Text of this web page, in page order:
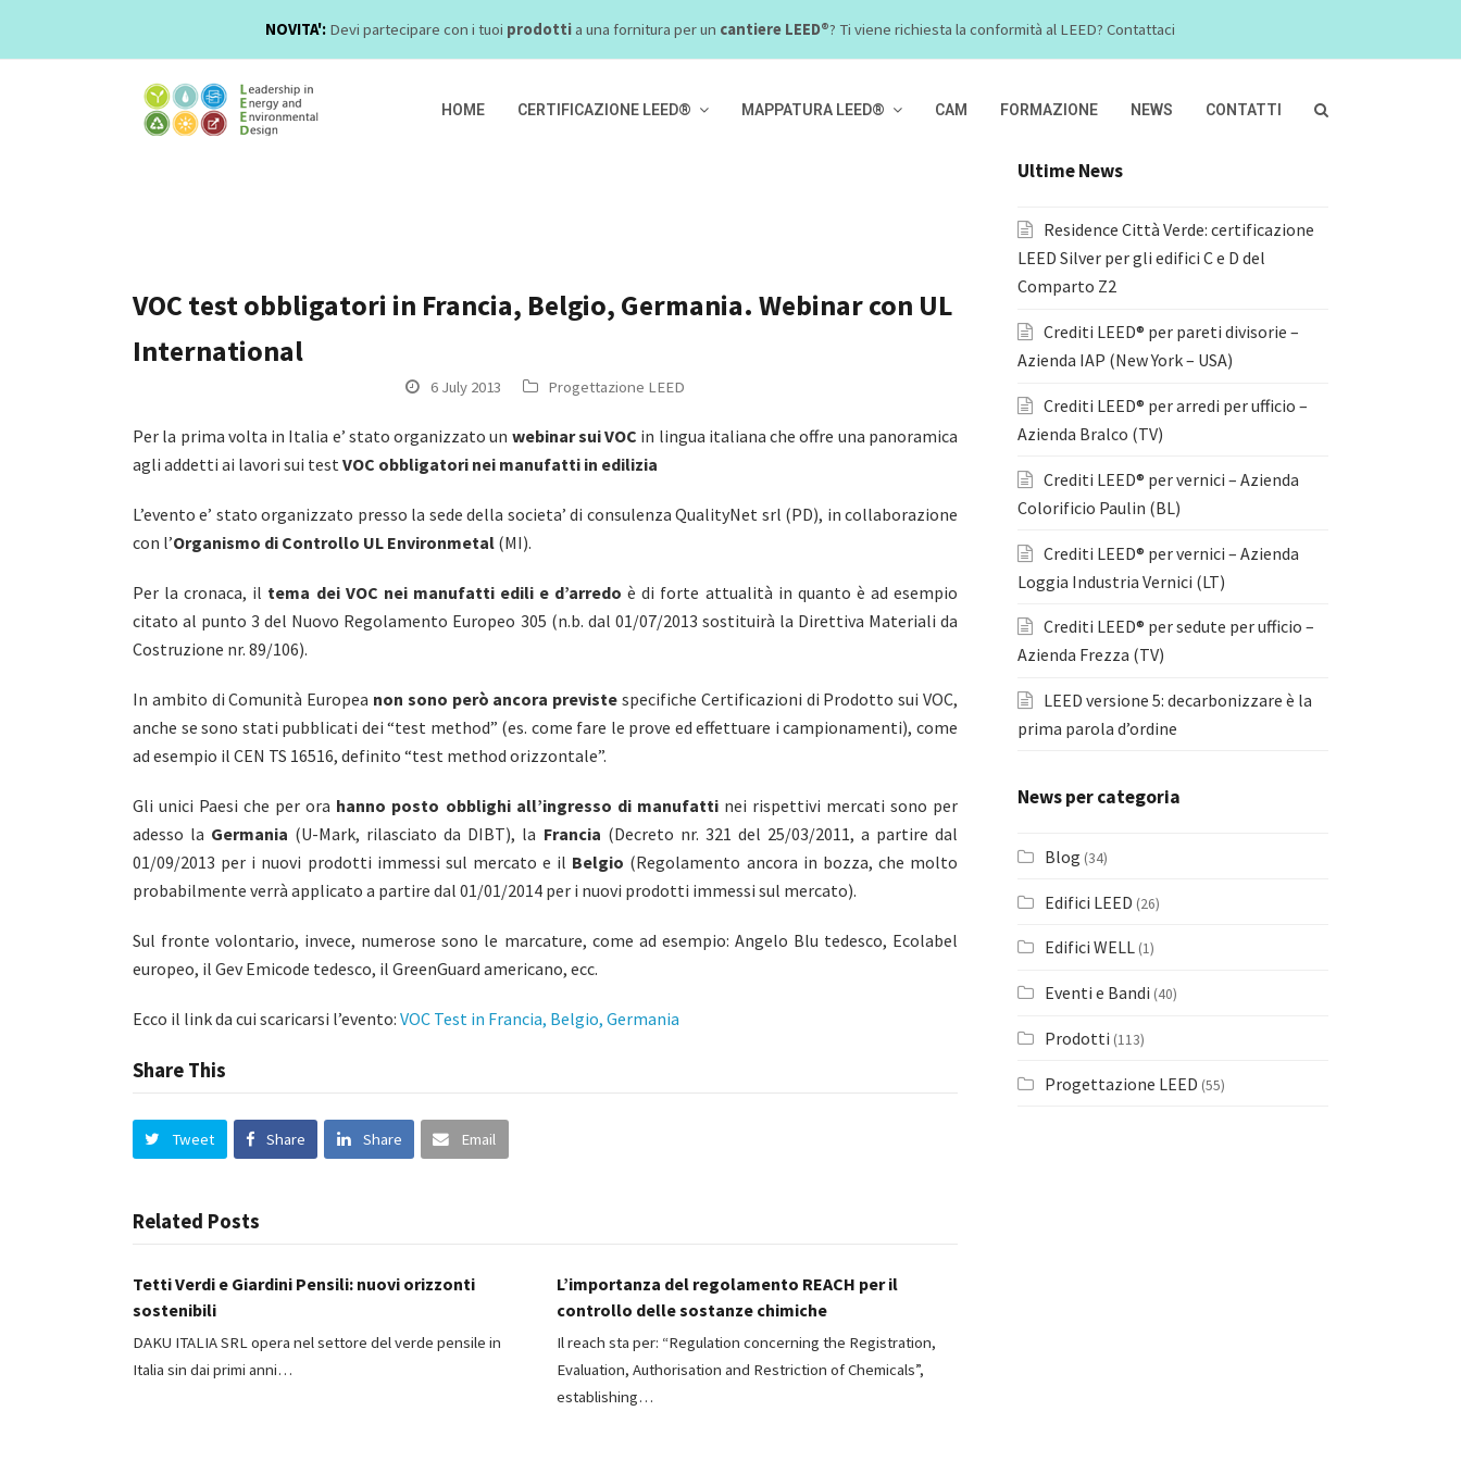
NOVITA':Devi partecipare con i tuoi prodottia una fornitura per un cantiere LEED®? Ti viene richiesta la conformità al LEED? Contattaci
HOME CERTIFICAZIONE LEED® MAPPATURA LEED® CAM FORMAZIONE NEWS CONTATTI
VOC test obbligatori in Francia, Belgio, Germania. Webinar con UL
International
6 July 2013 Progettazione LEED
Per la prima volta in Italia e’ stato organizzato un webinar sui VOC in lingua italiana che offre una panoramica
agli addetti ai lavori sui test VOC obbligatori nei manufatti in edilizia
L’evento e’ stato organizzato presso la sede della societa’ di consulenza QualityNet srl (PD), in collaborazione
con l’Organismo di Controllo UL Environmetal (MI).
Per la cronaca, il tema dei VOC nei manufatti edili e d’arredo è di forte attualità in quanto è ad esempio
citato al punto 3 del Nuovo Regolamento Europeo 305 (n.b. dal 01/07/2013 sostituirà la Direttiva Materiali da
Costruzione nr. 89/106).
In ambito di Comunità Europea non sono però ancora previste specifiche Certificazioni di Prodotto sui VOC,
anche se sono stati pubblicati dei “test method” (es. come fare le prove ed effettuare i campionamenti), come
ad esempio il CEN TS 16516, definito “test method orizzontale”.
Gli unici Paesi che per ora hanno posto obblighi all’ingresso di manufattinei rispettivi mercati sono per
adesso la Germania (U-Mark, rilasciato da DIBT), la Francia (Decreto nr. 321 del 25/03/2011, a partire dal
01/09/2013 per i nuovi prodotti immessi sul mercato e il Belgio (Regolamento ancora in bozza, che molto
probabilmente verrà applicato a partire dal 01/01/2014 per i nuovi prodotti immessi sul mercato).
Sul fronte volontario, invece, numerose sono le marcature, come ad esempio: Angelo Blu tedesco, Ecolabel
europeo, il Gev Emicode tedesco, il GreenGuard americano, ecc.
Ecco il link da cui scaricarsi l’evento: VOC Test in Francia, Belgio, Germania
Share This
Tweet Share Share Email
Related Posts
Tetti Verdi e Giardini Pensili: nuovi orizzonti
sostenibili
DAKU ITALIA SRL opera nel settore del verde pensile in
Italia sin dai primi anni…
L’importanza del regolamento REACH per il
controllo delle sostanze chimiche
Il reach sta per: “Regulation concerning the Registration,
Evaluation, Authorisation and Restriction of Chemicals”,
establishing…
Ultime News
Residence Città Verde: certificazione
LEED Silver per gli edifici C e D del
Comparto Z2
Crediti LEED® per pareti divisorie –
Azienda IAP (New York – USA)
Crediti LEED® per arredi per ufficio –
Azienda Bralco (TV)
Crediti LEED® per vernici – Azienda
Colorificio Paulin (BL)
Crediti LEED® per vernici – Azienda
Loggia Industria Vernici (LT)
Crediti LEED® per sedute per ufficio –
Azienda Frezza (TV)
LEED versione 5: decarbonizzare è la
prima parola d’ordine
News per categoria
Blog (34)
Edifici LEED (26)
Edifici WELL (1)
Eventi e Bandi (40)
Prodotti (113)
Progettazione LEED (55)